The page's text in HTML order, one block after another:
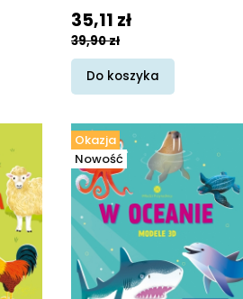
Cena promocyjna
35,11 zł
39,90 zł
Do koszyka
Okazja
Nowość